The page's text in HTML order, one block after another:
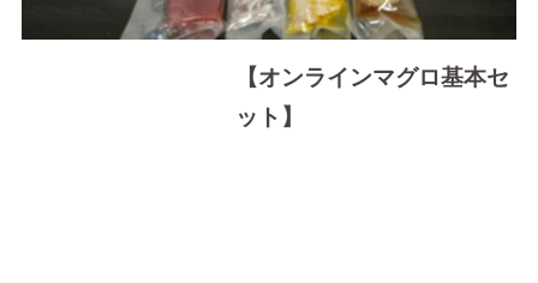
【オンラインマグロ基本セ
ット】